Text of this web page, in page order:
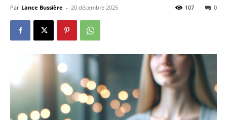
Par Lance Bussière - 20 décembre 2025 0
107